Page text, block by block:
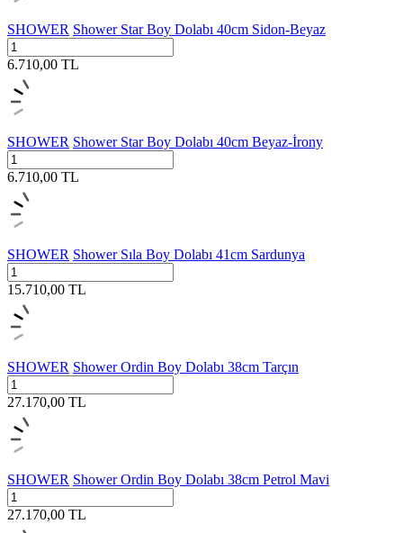
SHOWER Shower Star Boy Dolabı 40cm Sidon-Beyaz
6.710,00 TL
SHOWER Shower Star Boy Dolabı 40cm Beyaz-İrony
6.710,00 TL
SHOWER Shower Sıla Boy Dolabı 41cm Sardunya
15.710,00 TL
SHOWER Shower Ordin Boy Dolabı 38cm Tarçın
27.170,00 TL
SHOWER Shower Ordin Boy Dolabı 38cm Petrol Mavi
27.170,00 TL